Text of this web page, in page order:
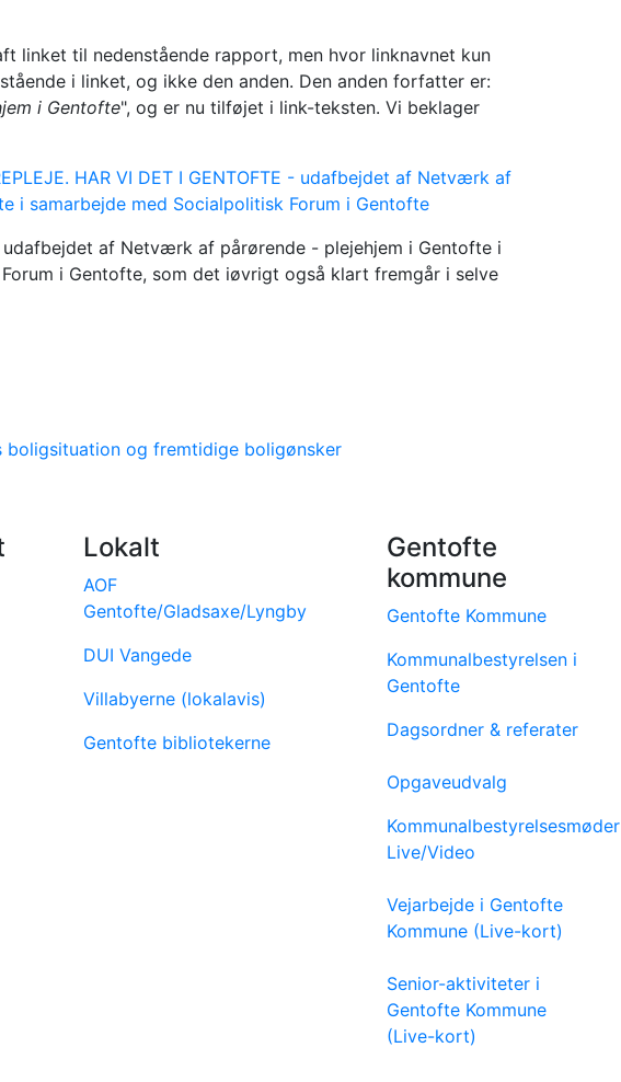
linket til nedenstående rapport, men hvor linknavnet kun
i linket, og ikke den anden. Den anden forfatter er:
i Gentofte", og er nu tilføjet i link-teksten. Vi beklager
HAR VI DET I GENTOFTE - udafbejdet af Netværk af
i samarbejde med Socialpolitisk Forum i Gentofte
af Netværk af pårørende - plejehjem i Gentofte i
i Gentofte, som det iøvrigt også klart fremgår i selve
og fremtidige boligønsker
Lokalt
AOF
Gentofte/Gladsaxe/Lyngby
DUI Vangede
Villabyerne (lokalavis)
Gentofte bibliotekerne
Gentofte
kommune
Gentofte Kommune
Kommunalbestyrelsen i
Gentofte
Dagsordner & referater
Opgaveudvalg
Kommunalbestyrelsesmøder
Live/Video
Vejarbejde i Gentofte
Kommune (Live-kort)
Senior-aktiviteter i
Gentofte Kommune
(Live-kort)